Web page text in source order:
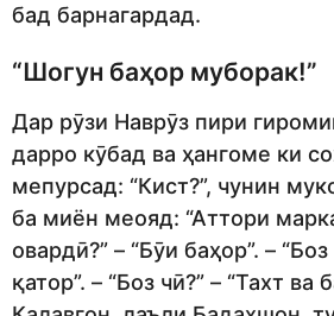
бад барнагардад.
“Шогун баҳор муборак!”
Дар рӯзи Наврӯз пири
дарро кӯбад ва ҳангоме ки
мепурсад: “Кист?”, чунин
ба миён меояд: “Аттори
овардӣ?” – “Бӯи баҳор”. –
қатор”. – “Боз чӣ?” – “Тахт ва